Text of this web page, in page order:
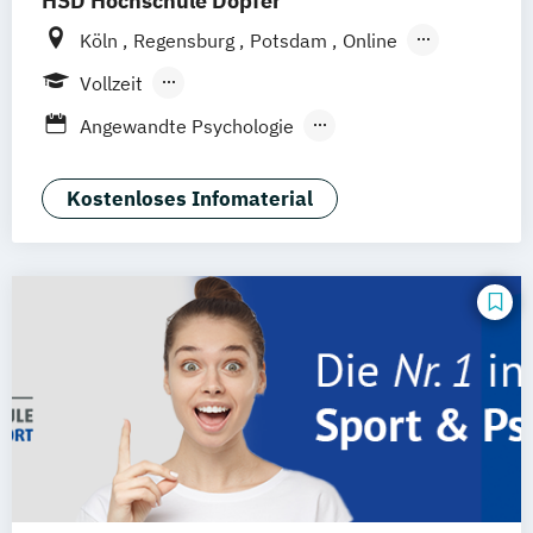
Köln Regensburg Potsdam
Online
Hamburg
Vollzeit
Berufsbegleitendes Präsenzstudium
Angewandte Psychologie
Sportpsychologie
Kostenloses Infomaterial